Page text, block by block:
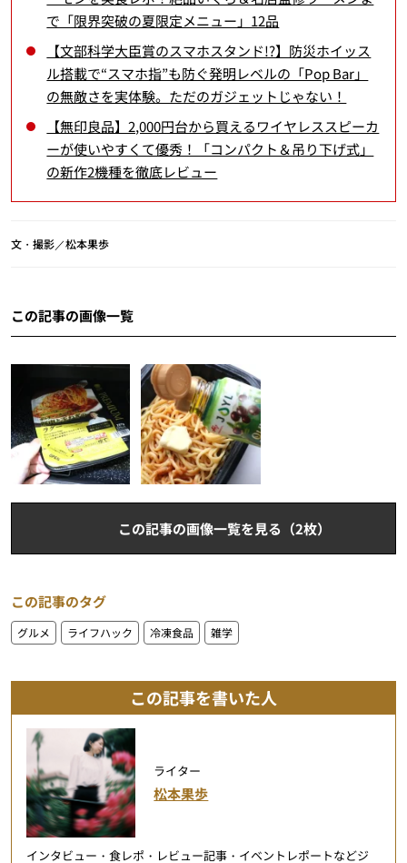
で「限界突破の夏限定メニュー」12品
【文部科学大臣賞のスマホスタンド!?】防災ホイッス
ル搭載で“スマホ指”も防ぐ発明レベルの「Pop Bar」
の無敵さを実体験。ただのガジェットじゃない！
【無印良品】2,000円台から買えるワイヤレススピーカ
ーが使いやすくて優秀！「コンパクト＆吊り下げ式」
の新作2機種を徹底レビュー
文・撮影／松本果歩
この記事の画像一覧
この記事の画像一覧を見る（2枚）
この記事のタグ
グルメ ライフハック 冷凍食品 雑学
この記事を書いた人
ライター
松本果歩
インタビュー・食レポ・レビュー記事・イベントレポートなどジ